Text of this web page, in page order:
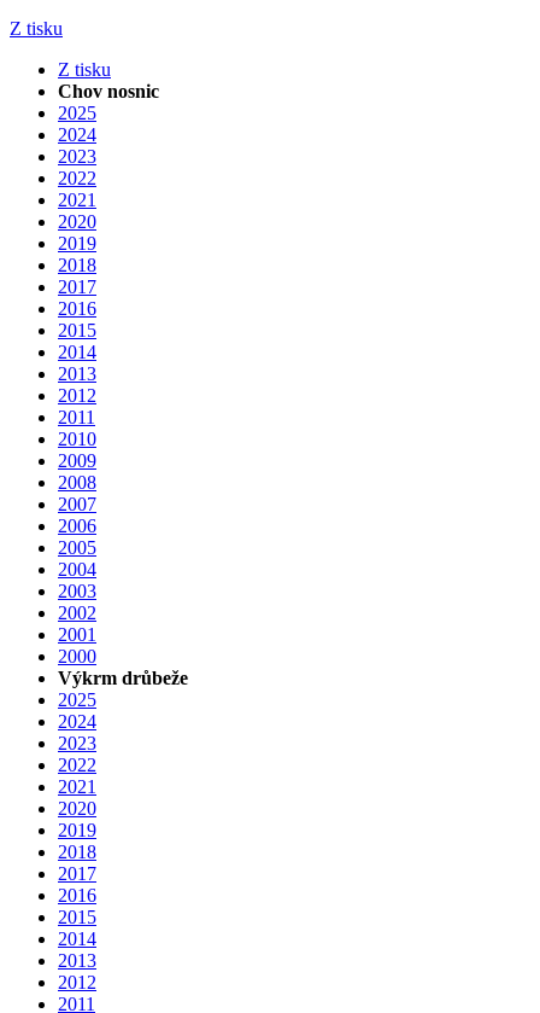
Z tisku
Z tisku
Chov nosnic
2025
2024
2023
2022
2021
2020
2019
2018
2017
2016
2015
2014
2013
2012
2011
2010
2009
2008
2007
2006
2005
2004
2003
2002
2001
2000
Výkrm drůbeže
2025
2024
2023
2022
2021
2020
2019
2018
2017
2016
2015
2014
2013
2012
2011